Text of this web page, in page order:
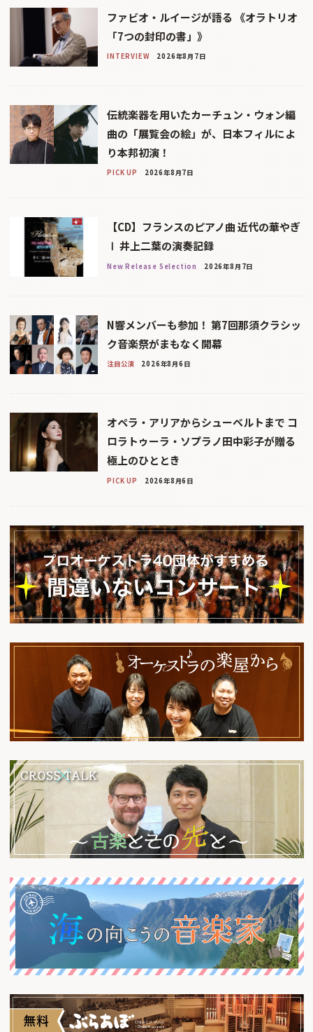
ファビオ・ルイージが語る 《オラトリオ
「7つの封印の書」》
INTERVIEW 2026年8月7日
伝統楽器を用いたカーチュン・ウォン編
曲の「展覧会の絵」が、日本フィルによ
り本邦初演！
PICK UP 2026年8月7日
【CD】フランスのピアノ曲 近代の華やぎ
Ⅰ 井上二葉の演奏記録
New Release Selection 2026年8月7日
N響メンバーも参加！ 第7回那須クラシッ
ク音楽祭がまもなく開幕
注目公演 2026年8月6日
オペラ・アリアからシューベルトまで コ
ロラトゥーラ・ソプラノ田中彩子が贈る
極上のひととき
PICK UP 2026年8月6日